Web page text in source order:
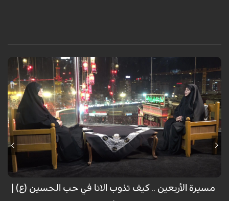
الضيف: د. زينب السلطاني - رئيسة جامعة الزهراء للبنات
الرادود الحسيني : ياس الكربلائي
مسيرة الأربعين .. كيف تذوب الانا في حب الحسين (ع) |